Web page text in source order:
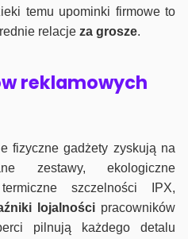
temu upominki firmowe to
relacje za grosze.
reklamowych
fizyczne gadżety zyskują na
zestawy, ekologiczne
szczelności IPX,
lojalnościpracowników
pilnują każdego detalu